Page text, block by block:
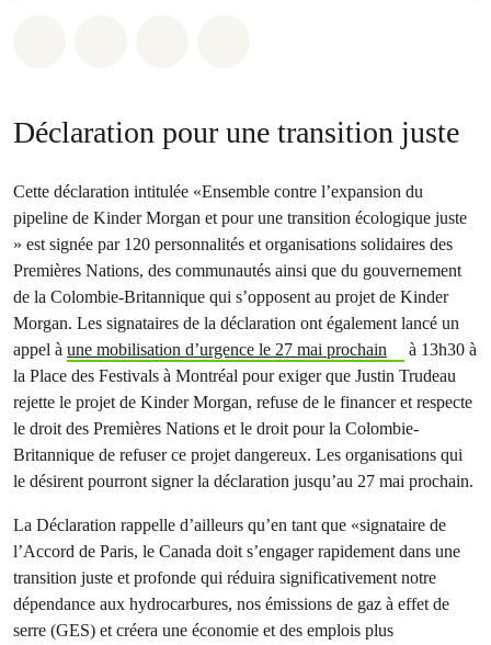
Déclaration pour une transition juste
Cette déclaration intitulée «Ensemble contre l’expansion du
pipeline de Kinder Morgan et pour une transition écologique juste
» est signée par 120 personnalités et organisations solidaires des
Premières Nations, des communautés ainsi que du gouvernement
de la Colombie-Britannique qui s’opposent au projet de Kinder
Morgan. Les signataires de la déclaration ont également lancé un
appel à une mobilisation d’urgence le 27 mai prochain
à 13h30 à
la Place des Festivals à Montréal pour exiger que Justin Trudeau
rejette le projet de Kinder Morgan, refuse de le financer et respecte
le droit des Premières Nations et le droit pour la Colombie-
Britannique de refuser ce projet dangereux. Les organisations qui
le désirent pourront signer la déclaration jusqu’au 27 mai prochain.
La Déclaration rappelle d’ailleurs qu’en tant que «signataire de
l’Accord de Paris, le Canada doit s’engager rapidement dans une
transition juste et profonde qui réduira significativement notre
dépendance aux hydrocarbures, nos émissions de gaz à effet de
serre (GES) et créera une économie et des emplois plus